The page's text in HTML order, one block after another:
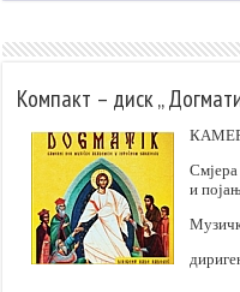
Компакт – диск „
и